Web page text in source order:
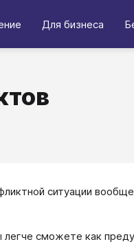
Для бизнеса
ситуации
сможете как